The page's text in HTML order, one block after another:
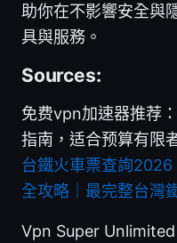
助你在不影響安全與
具與服務。
Sources:
免费vpn加速器推荐
指南，适合预算有限
台鐵火車票查詢
全攻略｜最完整台灣
Vpn Super